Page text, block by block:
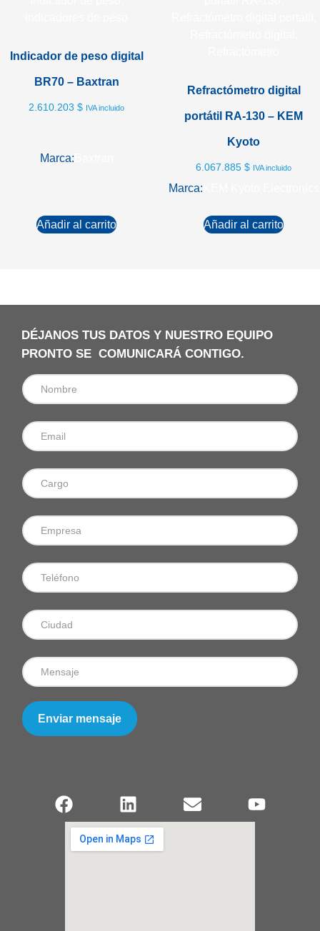
Indicador de peso digital
BR70 – Baxtran
2.610.203 $ IVA incluido
Marca:
Añadir al carrito
Refractómetro digital
portátil RA-130 – KEM
Kyoto
6.067.885 $ IVA incluido
Marca:
Añadir al carrito
DÉJANOS TUS DATOS Y NUESTRO EQUIPO
PRONTO SE COMUNICARÁ CONTIGO.